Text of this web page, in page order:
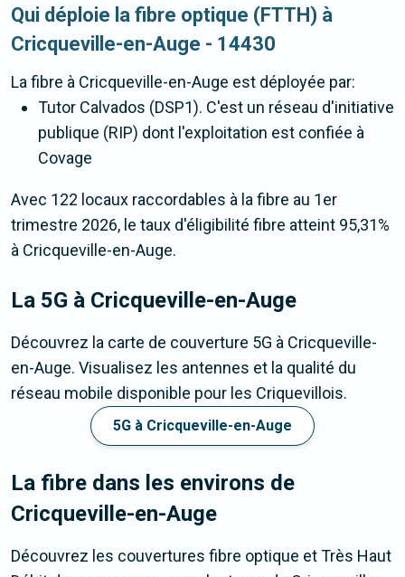
Qui déploie la fibre optique (FTTH) à
Cricqueville-en-Auge - 14430
La fibre à Cricqueville-en-Auge est déployée par:
Tutor Calvados (DSP1). C'est un réseau d'initiative
publique (RIP) dont l'exploitation est confiée à
Covage
Avec 122 locaux raccordables à la fibre au 1er
trimestre 2026, le taux d'éligibilité fibre atteint 95,31%
à Cricqueville-en-Auge.
La 5G à Cricqueville-en-Auge
Découvrez la carte de couverture 5G à Cricqueville-
en-Auge. Visualisez les antennes et la qualité du
réseau mobile disponible pour les Criquevillois.
5G à Cricqueville-en-Auge
La fibre dans les environs de
Cricqueville-en-Auge
Découvrez les couvertures fibre optique et Très Haut